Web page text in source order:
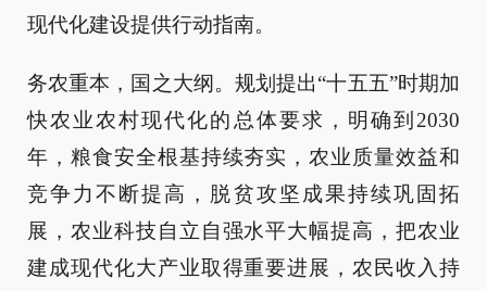
现代化建设提供行动指南。
务农重本，国之大纲。规划提出“十五五”时期加
快农业农村现代化的总体要求，明确到2030
年，粮食安全根基持续夯实，农业质量效益和
竞争力不断提高，脱贫攻坚成果持续巩固拓
展，农业科技自立自强水平大幅提高，把农业
建成现代化大产业取得重要进展，农民收入持